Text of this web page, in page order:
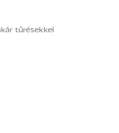
tűrésekkel